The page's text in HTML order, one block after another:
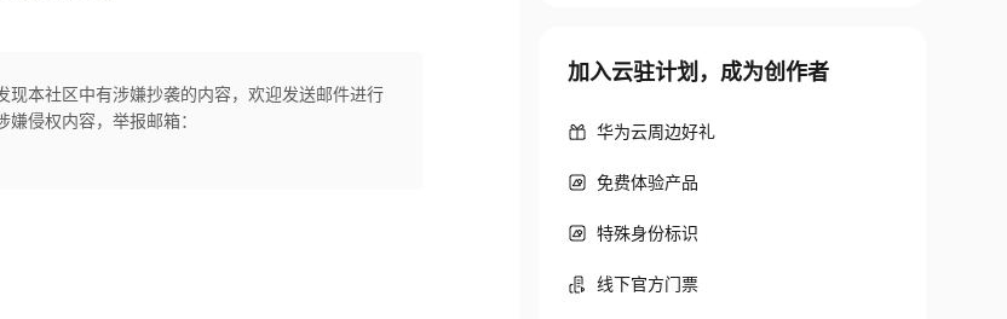
现本社区中有涉嫌抄袭的内容，欢迎发送邮件进行
侵权内容，举报邮箱：
加入云驻计划，成为创作者
华为云周边好礼
免费体验产品
特殊身份标识
线下官方门票